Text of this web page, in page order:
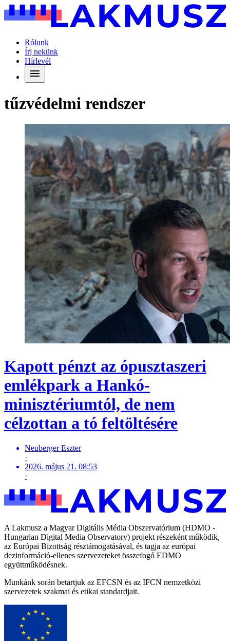
Rólunk
Írj nekünk
Hírlevél
tűzvédelmi rendszer
Kapott pénzt az ópusztaszeri
emlékpark a Hankó-
minisztériumtól, de nem
célzottan a tó feltöltésére
Neuberger Eszter
·
2026. május 21. 08:53
·
A Lakmusz a Magyar Digitális Média Obszervatórium (HDMO -
Hungarian Digital Media Observatory) projekt részeként működik,
az Európai Bizottság résztámogatásával, és tagja az európai
dezinformáció-ellenes szervezeteket összefogó EDMO
együttműködésnek.
Munkánk során betartjuk az EFCSN és az IFCN nemzetközi
szervezetek szakmai és etikai standardjait.